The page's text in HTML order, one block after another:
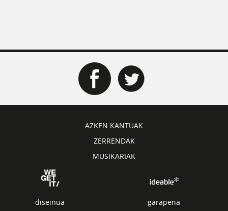
AZKEN KANTUAK
ZERRENDAK
MUSIKARIAK
diseinua garapena